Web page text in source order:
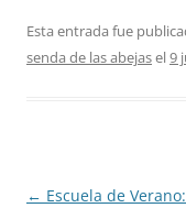
Esta entrada fue
senda de las abejasel9
Navegación
← Escuela de